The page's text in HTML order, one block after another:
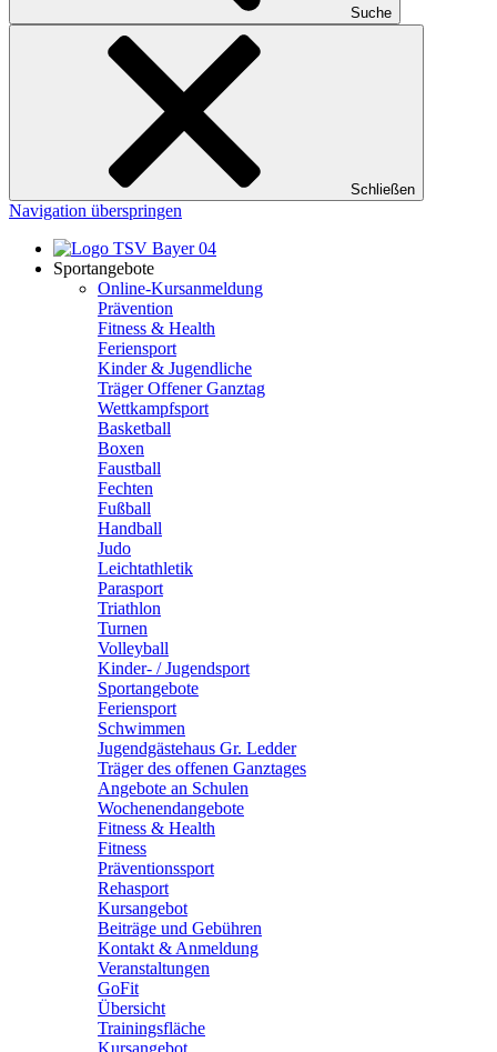
Suche
Schließen
Navigation überspringen
Sportangebote
Online-Kursanmeldung
Prävention
Fitness & Health
Feriensport
Kinder & Jugendliche
Träger Offener Ganztag
Wettkampfsport
Basketball
Boxen
Faustball
Fechten
Fußball
Handball
Judo
Leichtathletik
Parasport
Triathlon
Turnen
Volleyball
Kinder- / Jugendsport
Sportangebote
Feriensport
Schwimmen
Jugendgästehaus Gr. Ledder
Träger des offenen Ganztages
Angebote an Schulen
Wochenendangebote
Fitness & Health
Fitness
Präventionssport
Rehasport
Kursangebot
Beiträge und Gebühren
Kontakt & Anmeldung
Veranstaltungen
GoFit
Übersicht
Trainingsfläche
Kursangebot